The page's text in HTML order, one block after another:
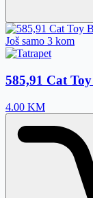
Još samo 3 kom
585,91 Cat
4.00 KM